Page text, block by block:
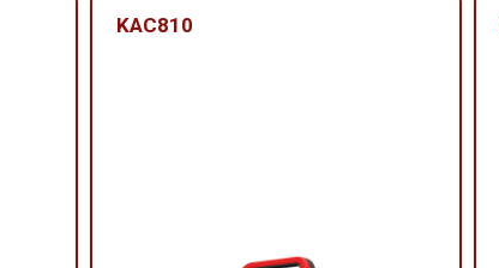
KAC810